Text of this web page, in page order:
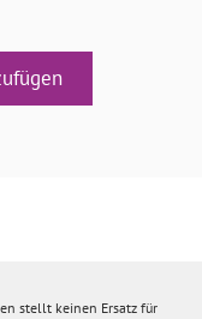
stellt keinen Ersatz für